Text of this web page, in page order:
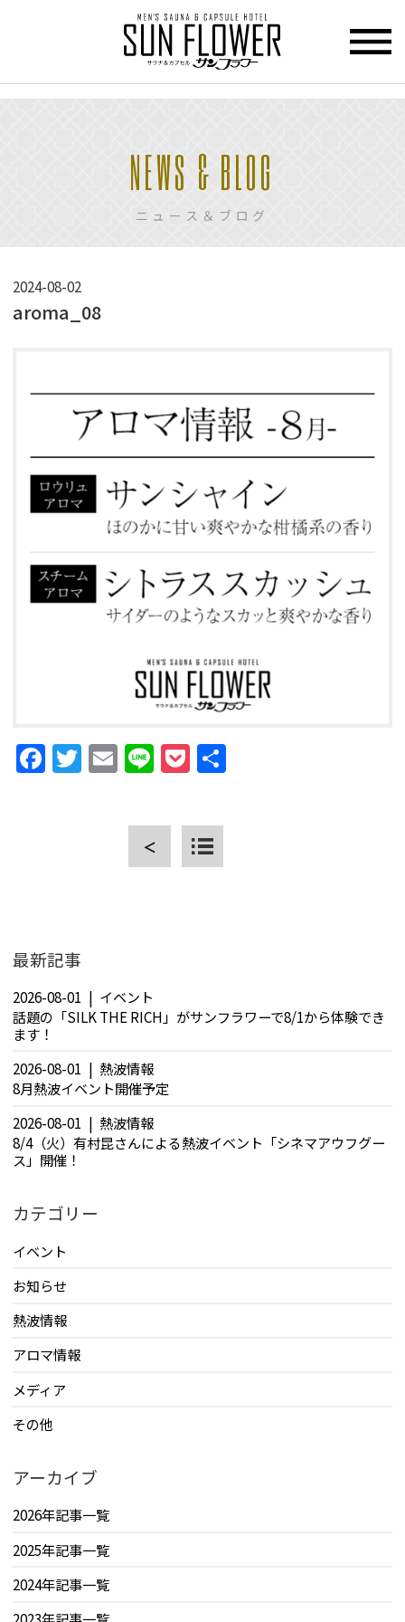
トップページ
カプセル ホテル
SAUNA
GUIDANCE ご利用案内
ACCESS アクセス
RESERVATION 宿泊予約
NEWS & BLOG ニュース＆ブログ
NEWS & BLOG
ニュース＆ブログ
2024-08-02
aroma_08
Facebook
Twitter
Email
LinePocket
＜
最新記事
2026-08-01
イベント
話題の「SILK THE RICH」がサンフラワーで8/1から体験でき
ます！
2026-08-01
熱波情報
8月熱波イベント開催予定
2026-08-01
熱波情報
8/4（火）有村昆さんによる熱波イベント「シネマアウフグー
ス」開催！
カテゴリー
イベント
お知らせ
熱波情報
アロマ情報
メディア
その他
アーカイブ
2026年記事一覧
2025年記事一覧
2024年記事一覧